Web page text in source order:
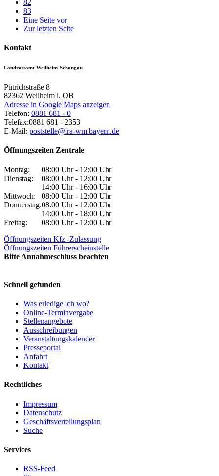
82
83
Eine Seite vor
Zur letzten Seite
Kontakt
Landratsamt Weilheim-Schongau
Pütrichstraße 8
82362 Weilheim i. OB
Adresse in Google Maps anzeigen
Telefon: 0881 681 - 0
Telefax:0881 681 - 2353
E-Mail: poststelle@lra-wm.bayern.de
Öffnungszeiten Zentrale
Montag:
08:00 Uhr - 12:00 Uhr
Dienstag:
08:00 Uhr - 12:00 Uhr
14:00 Uhr - 16:00 Uhr
Mittwoch:
08:00 Uhr - 12:00 Uhr
Donnerstag:08:00 Uhr - 12:00 Uhr
14:00 Uhr - 18:00 Uhr
Freitag:
08:00 Uhr - 12:00 Uhr
Öffnungszeiten Kfz.-Zulassung
Öffnungszeiten Führerscheinstelle
Bitte Annahmeschluss beachten
Schnell gefunden
Was erledige ich wo?
Online-Terminvergabe
Stellenangebote
Ausschreibungen
Veranstaltungskalender
Presseportal
Anfahrt
Kontakt
Rechtliches
Impressum
Datenschutz
Geschäftsverteilungsplan
Suche
Services
RSS-Feed